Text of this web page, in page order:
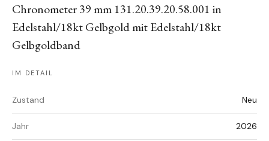
Chronometer 39 mm 131.20.39.20.58.001 in
Edelstahl/18kt Gelbgold mit Edelstahl/18kt
Gelbgoldband
IM DETAIL
Zustand Neu
Jahr 2026